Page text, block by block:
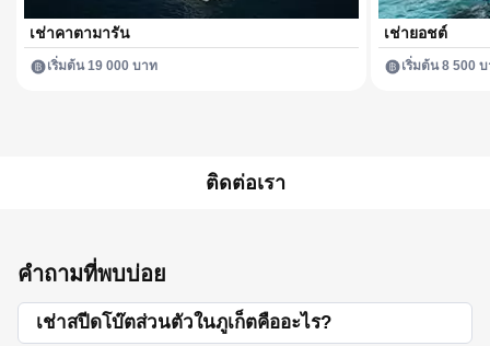
เช่าคาตามารัน
เริ่มต้น 19 000 บาท
เช่ายอชต์
เริ่มต้น 8 500
ติดต่อเรา
คำถามที่พบบ่อย
เช่าสปีดโบ๊ตส่วนตัวในภูเก็ตคืออะไร?